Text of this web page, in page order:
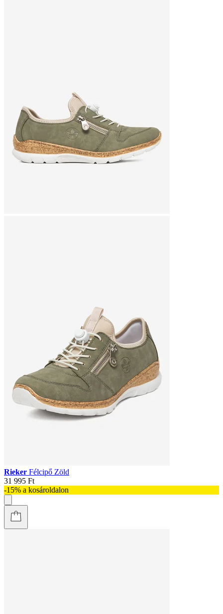
Rieker Félcipő Zöld
31 995 Ft
-15% a kosároldalon